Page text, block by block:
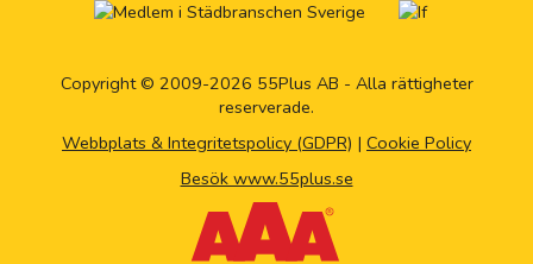
Copyright © 2009-2026 55Plus AB - Alla rättigheter
reserverade.
Webbplats & Integritetspolicy (GDPR) | Cookie Policy
Besök www.55plus.se